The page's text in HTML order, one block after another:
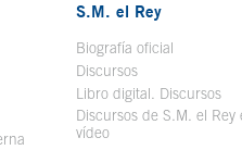
S.M. el Rey
Biografía oficial
Discursos
Libro digital. DiscursosSe
Discursos de S.M. el Rey
vídeoSe abre en ventana